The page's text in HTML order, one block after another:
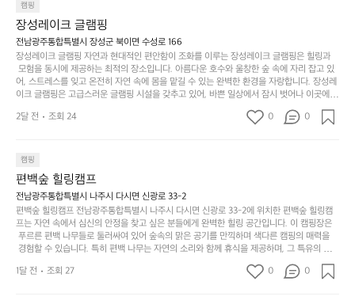
을
가
려
보
세
요.
튼
을
조
용
히
는
크
기,
무
게,
이
의
아
주
미
웃
도
어
의
경
럽
게
이
어
주
이
라
고
해
야
하
리
를
잡
았
는
으며 깊은 숙면을 취할 수 있는 기회를 제공합니다.  이곳은 자연과의 완벽한 조화를 이루며,
다채로운 야외 활동을 제공합니다. 특히 어린이들은 안전하게 놀 수 있는 놀이시설이 마련
되어 있어 부모님들과 함께 즐거운 시간을 보낼 수 있습니다. 주변의 다양한 관광지와 먹거
리를 탐험하는 재미도 포레스트 창평의 매력 중 하나입니다.  또한, 캠핑장을 방문한 후 지속
적으로 재방문하는 이들이 많아 인기가 날로 상승하고 있습니다. 포레스트 창평은 단순한 캠
핑 그 이상을 제공하며, 자연을 사랑하는 모든 이들에게 꼭 한번 경험해봐야 할 장소로 자리
잡았습니다.  인기 정도: ★★★★★
캠핑
장성레이크 글램핑
전남광주통합특별시 장성군 북이면 수성로 166
장성레이크 글램핑 자연과 현대적인 편안함이 조화를 이루는 장성레이크 글램핑은 힐링과
모험을 동시에 제공하는 최적의 장소입니다. 아름다운 호수와 울창한 숲 속에 자리 잡고 있
어, 스트레스를 잊고 온전히 자연 속에 몸을 맡길 수 있는 완벽한 환경을 자랑합니다. 장성레
이크 글램핑은 고급스러운 글램핑 시설을 갖추고 있어, 바쁜 일상에서 잠시 벗어나 이곳에
오면 사치스러운 휴식이 가능해집니다. 독립된 텐트에서 제공되는 특별한 불멍 공간은 소중
한 사람과 함께 따뜻한 이야기를 나눌 수 있는 소중한 시간을 만들어 줍니다. 또한, 주변의 자
을 창출하는 시간이 될 것입니다. 특히 식사를 좋아하는 분들에게는 매주 특별한 바비큐 파
티와 지역에서 나는 신선한 재료로 만든 다양한 요리를 제공하여 미각을 만족시켜 줍니다.
장성레이크 글램핑은 그 아름다운 경관과 최고 품질의 시설 덕분에 최근 몇 년 사이에 특히
주목받고 있는 캠핑장 중 하나입니다. 주말이면 방문객이 가득해 예약이 빠르게 차는 만큼
미리 일정을 계획하시는 것이 좋습니다. 나만의 프라이빗한 공간에서 가족 및 사랑하는 사
람들과 함께하세요. 당신의 대자연 속 힐링을 기다리는 장성레이크 글램핑은 언젠가 반드시
방문해봐야 할 명소로 자리매김하였습니다. 인기 정도: ★★★★★
2달 전 조회 24 0 0
캠핑
편백숲 힐링캠프
전남광주통합특별시 나주시 다시면 신광로 33-2
편백숲 힐링캠프 전남광주통합특별시 나주시 다시면 신광로 33-2에 위치한 편백숲 힐링캠
프는 자연 속에서 심신의 안정을 찾고 싶은 분들에게 완벽한 힐링 공간입니다. 이 캠핑장은
푸르른 편백 나무들로 둘러싸여 있어 숲속의 맑은 공기를 만끽하며 색다른 캠핑의 매력을
경험할 수 있습니다. 특히 편백 나무는 자연의 소리와 함께 휴식을 제공하며, 그 특유의 아로
마향이 심리적 안정감을 가져다줍니다. 이곳에서 아침 햇살을 맞으며 조용한 숲속에서의 커
피 한 잔은 그 어떤 도시의 카페에서 느끼기 힘든 특별함을 선사합니다. 편백숲 힐링캠프는
1달 전 조회 27 0 0